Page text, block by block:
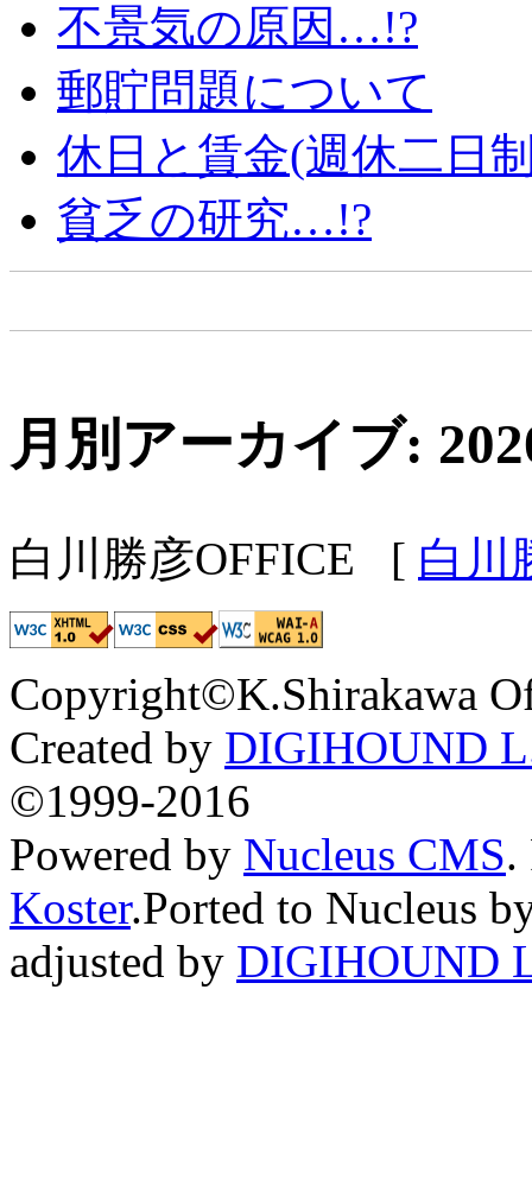
不景気の原因…!?
郵貯問題について
休日と賃金(週休二日
貧乏の研究…!?
月別アーカイブ:
白川勝彦OFFICE [ 白川
Copyright©K.Shirakawa
Created by DIGIHOUND
©1999-2016
Powered by Nucleus CMS.
Koster.Ported to Nucleus
adjusted by DIGIHOUND